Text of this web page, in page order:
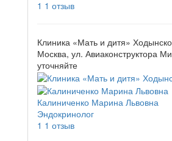
1 1 отзыв
Клиника «Мать и дитя»
Москва, ул. Авиаконструктора
уточняйте
Калиниченко Марина Львовна
Эндокринолог
1 1 отзыв